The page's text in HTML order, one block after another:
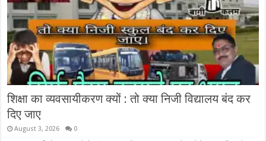
शिक्षा का व्यवसायीकरण क्यों : तो क्या निजी विद्यालय बंद कर
दिए जाए
August 3, 2026 0